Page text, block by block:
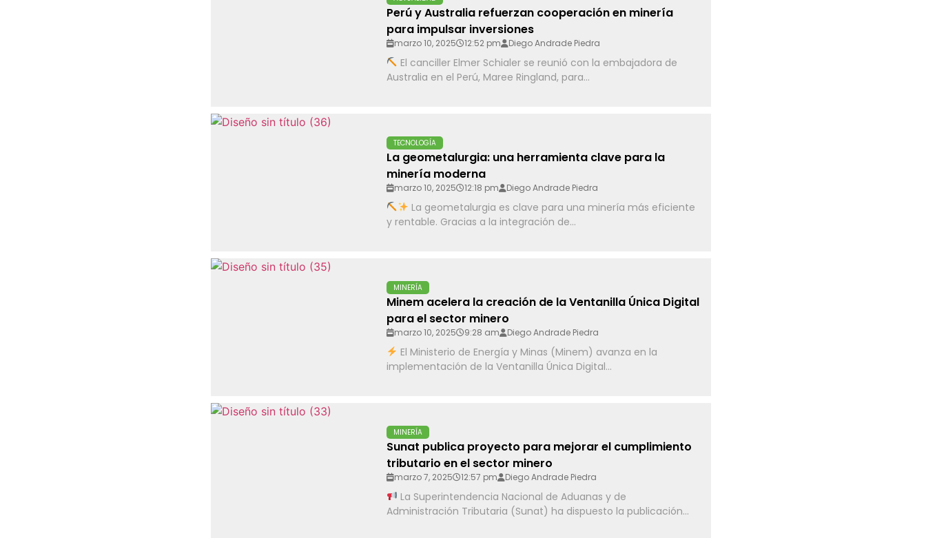
Perú y Australia refuerzan cooperación en minería
para impulsar inversiones
marzo 10, 2025 12:52 pm Diego Andrade Piedra
El canciller Elmer Schialer se reunió con la embajadora de
Australia en el Perú, Maree Ringland, para...
TECNOLOGÍA
La geometalurgia: una herramienta clave para la
minería moderna
marzo 10, 2025 12:18 pm Diego Andrade Piedra
La geometalurgia es clave para una minería más eficiente
y rentable. Gracias a la integración de...
MINERÍA
Minem acelera la creación de la Ventanilla Única Digital
para el sector minero
marzo 10, 2025 9:28 am Diego Andrade Piedra
El Ministerio de Energía y Minas (Minem) avanza en la
implementación de la Ventanilla Única Digital...
MINERÍA
Sunat publica proyecto para mejorar el cumplimiento
tributario en el sector minero
marzo 7, 2025 12:57 pm Diego Andrade Piedra
La Superintendencia Nacional de Aduanas y de
Administración Tributaria (Sunat) ha dispuesto la publicación...